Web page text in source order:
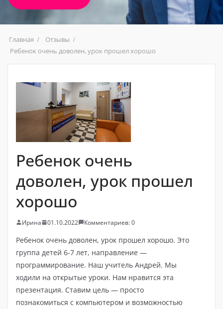
Главная
Отзывы
Ребенок очень доволен, урок прошел хорошо
Ребенок очень
доволен, урок прошел
хорошо
Ирина 01.10.2022 Комментариев: 0
Ребенок очень доволен, урок прошел хорошо. Это
группа детей 6-7 лет, направление —
программирование. Наш учитель Андрей. Мы
ходили на открытые уроки. Нам нравится эта
презентация. Ставим цель — просто
познакомиться с компьютером и возможностью